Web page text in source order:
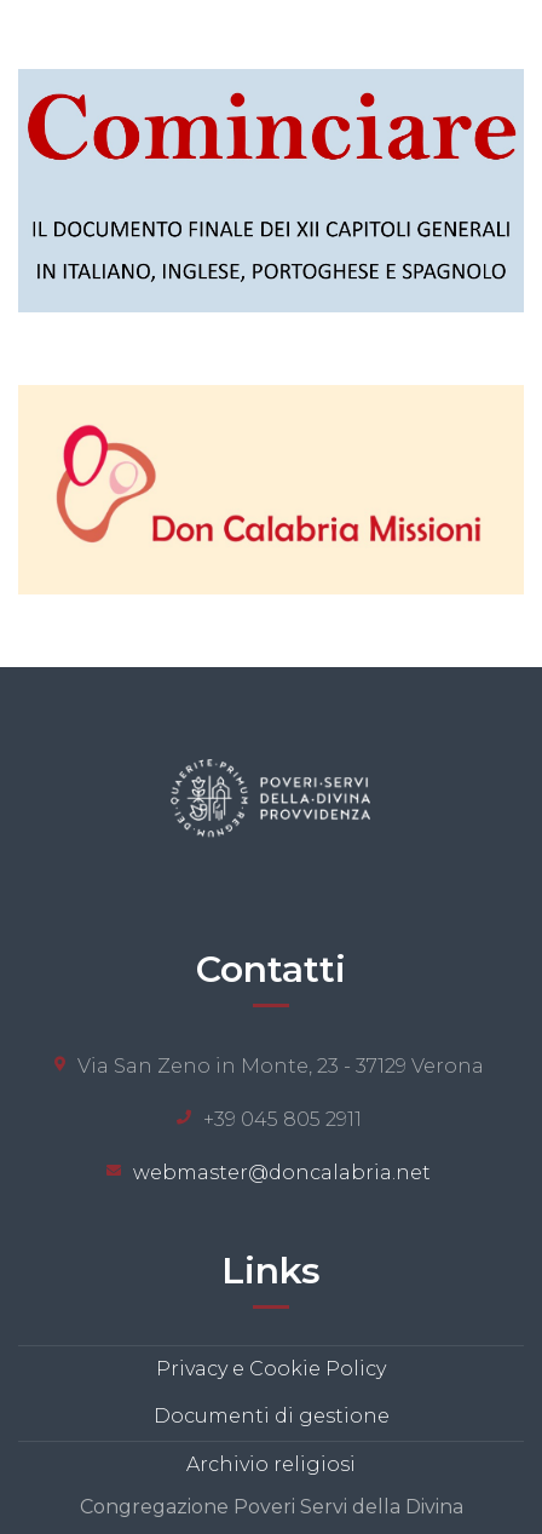
Contatti
Via San Zeno in Monte, 23 - 37129 Verona
+39 045 805 2911
webmaster@doncalabria.net
Links
Privacy e Cookie Policy
Documenti di gestione
Archivio religiosi
Congregazione Poveri Servi della Divina